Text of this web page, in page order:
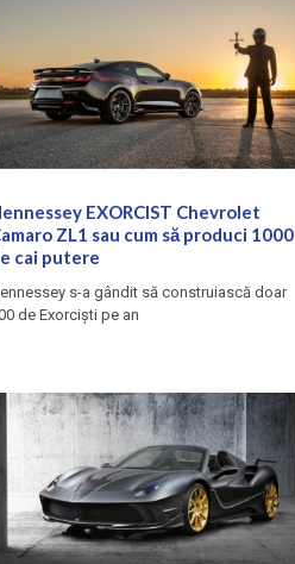
EXORCIST Chevrolet
ZL1 sau cum să produci 1000
cai putere
s-a gândit să construiască doar
de Exorciști pe an